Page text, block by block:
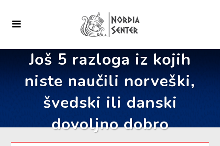
Još 5 razloga iz kojih
niste naučili norveški,
švedski ili danski
dovoljno dobro